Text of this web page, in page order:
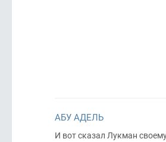
АБУ АДЕЛЬ
И вот сказал Лукман